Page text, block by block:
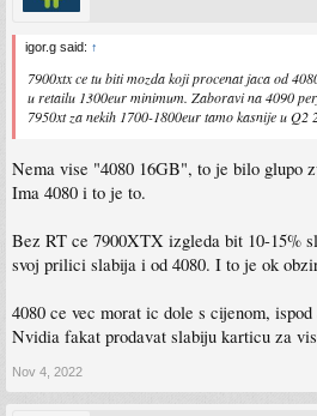
igor.g said: ↑
7900xtx ce tu biti mozda koji procenat jaca od
u retailu 1300eur minimum. Zaboravi na 4090
7950xt za nekih 1700-1800eur tamo kasnije u Q2
Nema vise "4080 16GB", to je bilo glupo
Ima 4080 i to je to.
Bez RT ce 7900XTX izgleda bit 10-15%
svoj prilici slabija i od 4080. I to je ok
4080 ce vec morat ic dole s cijenom,
Nvidia fakat prodavat slabiju karticu za
Nov 4, 2022